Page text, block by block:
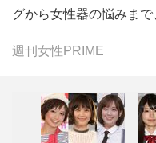
グから女性器の悩みま
週刊女性PRIME